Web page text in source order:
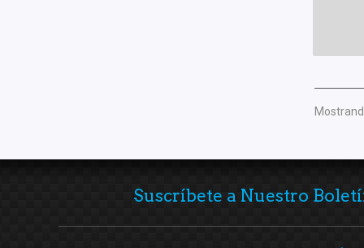
Suscríbete a Nuestro